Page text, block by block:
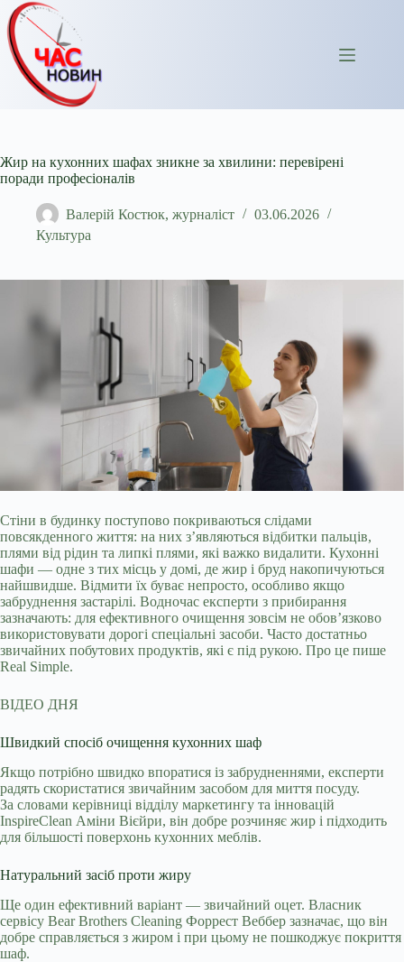
Перейти
до
вмісту
Жир на кухонних шафах зникне за хвилини: перевірені
поради професіоналів
Валерій Костюк, журналіст
03.06.2026
Культура
Стіни в будинку поступово покриваються слідами
повсякденного життя: на них з’являються відбитки пальців,
плями від рідин та липкі плями, які важко видалити. Кухонні
шафи — одне з тих місць у домі, де жир і бруд накопичуються
найшвидше. Відмити їх буває непросто, особливо якщо
забруднення застарілі. Водночас експерти з прибирання
зазначають: для ефективного очищення зовсім не обов’язково
використовувати дорогі спеціальні засоби. Часто достатньо
звичайних побутових продуктів, які є під рукою. Про це пише
Real Simple.
ВІДЕО ДНЯ
Швидкий спосіб очищення кухонних шаф
Якщо потрібно швидко впоратися із забрудненнями, експерти
радять скористатися звичайним засобом для миття посуду.
За словами керівниці відділу маркетингу та інновацій
InspireClean Аміни Вієйри, він добре розчиняє жир і підходить
для більшості поверхонь кухонних меблів.
Натуральний засіб проти жиру
Ще один ефективний варіант — звичайний оцет. Власник
сервісу Bear Brothers Cleaning Форрест Веббер зазначає, що він
добре справляється з жиром і при цьому не пошкоджує покриття
шаф.